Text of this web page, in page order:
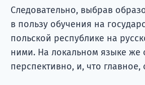
Следовательно, выбрав
в пользу обучения на
польской республике на
ними. На локальном языке же
перспективно, и, что